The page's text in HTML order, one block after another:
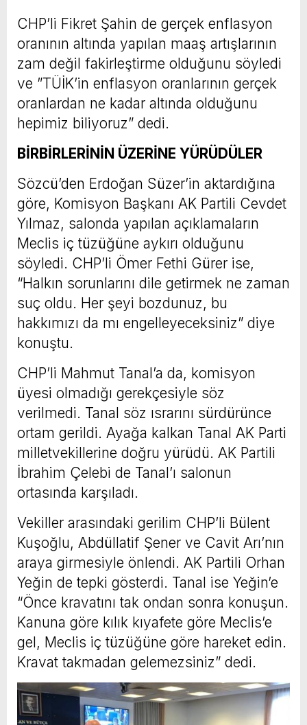
CHP’li Fikret Şahin de gerçek enflasyon
oranının altında yapılan maaş artışlarının
zam değil fakirleştirme olduğunu söyledi
ve ”TÜİK’in enflasyon oranlarının gerçek
oranlardan ne kadar altında olduğunu
hepimiz biliyoruz” dedi.
BİRBİRLERİNİN ÜZERİNE YÜRÜDÜLER
Sözcü’den Erdoğan Süzer’in aktardığına
göre, Komisyon Başkanı AK Partili Cevdet
Yılmaz, salonda yapılan açıklamaların
Meclis iç tüzüğüne aykırı olduğunu
söyledi. CHP’li Ömer Fethi Gürer ise,
“Halkın sorunlarını dile getirmek ne zaman
suç oldu. Her şeyi bozdunuz, bu
hakkımızı da mı engelleyeceksiniz” diye
konuştu.
CHP’li Mahmut Tanal’a da, komisyon
üyesi olmadığı gerekçesiyle söz
verilmedi. Tanal söz ısrarını sürdürünce
ortam gerildi. Ayağa kalkan Tanal AK Parti
milletvekillerine doğru yürüdü. AK Partili
İbrahim Çelebi de Tanal’ı salonun
ortasında karşıladı.
Vekiller arasındaki gerilim CHP’li Bülent
Kuşoğlu, Abdüllatif Şener ve Cavit Arı’nın
araya girmesiyle önlendi. AK Partili Orhan
Yeğin de tepki gösterdi. Tanal ise Yeğin’e
“Önce kravatını tak ondan sonra konuşun.
Kanuna göre kılık kıyafete göre Meclis’e
gel, Meclis iç tüzüğüne göre hareket edin.
Kravat takmadan gelemezsiniz” dedi.